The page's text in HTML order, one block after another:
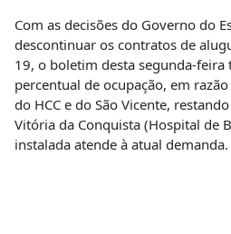
Com as decisões do Governo do
descontinuar os contratos de
19, o boletim desta segunda-
percentual de ocupação, em
do HCC e do São Vicente,
Vitória da Conquista (Hospital de
instalada atende à atual demanda.